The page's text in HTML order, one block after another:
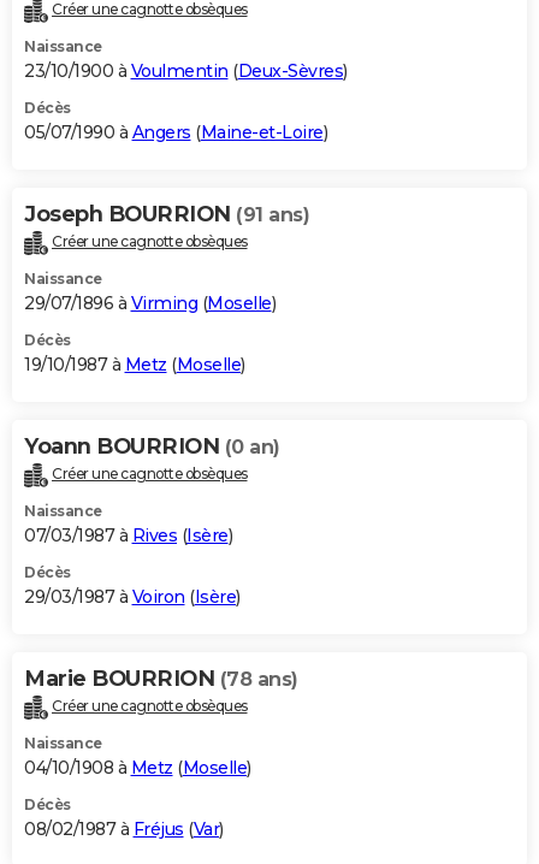
Créer une cagnotte obsèques
Naissance
23/10/1900 à Voulmentin (Deux-Sèvres)
Décès
05/07/1990 à Angers (Maine-et-Loire)
Joseph BOURRION (91 ans)
Créer une cagnotte obsèques
Naissance
29/07/1896 à Virming (Moselle)
Décès
19/10/1987 à Metz (Moselle)
Yoann BOURRION (0 an)
Créer une cagnotte obsèques
Naissance
07/03/1987 à Rives (Isère)
Décès
29/03/1987 à Voiron (Isère)
Marie BOURRION (78 ans)
Créer une cagnotte obsèques
Naissance
04/10/1908 à Metz (Moselle)
Décès
08/02/1987 à Fréjus (Var)